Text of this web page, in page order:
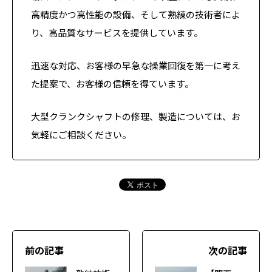
高精度かつ高性能の設備、そして熟練の技術者によ
り、高品質なサービスを提供しています。
迅速な対応、お客様の早急な操業回復を第一に考え
た提案で、お客様の信頼を得ています。
大型クランクシャフトの修理、製造については、お
気軽にご相談ください。
前の記事 次の記事